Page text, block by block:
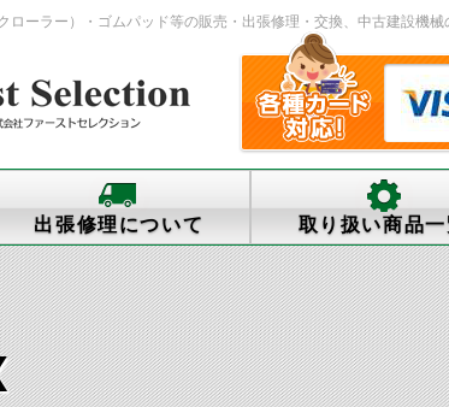
ローラー）・ゴムパッド等の販売・出張修理・交換、中古建設機
出張修理について 取り扱い商品一